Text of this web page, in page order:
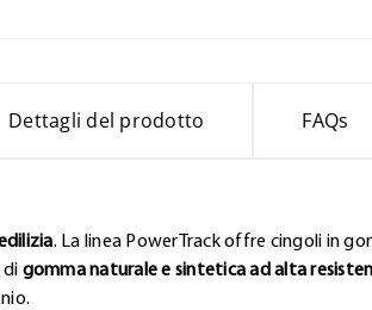
Dettagli del prodotto FAQs
. La linea PowerTrack offre cingoli in
di gomma naturale e sintetica ad alta